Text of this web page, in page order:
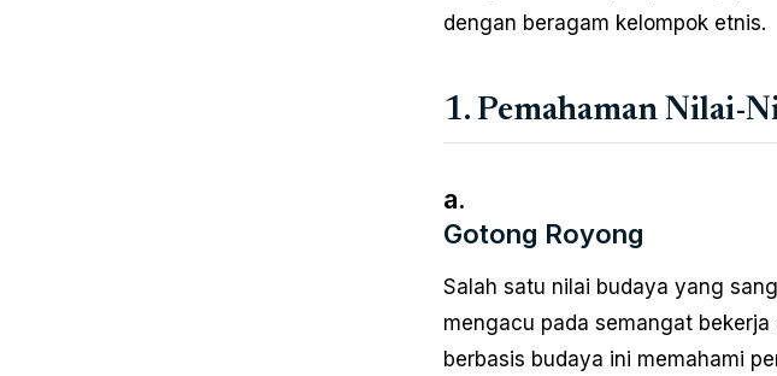
dengan beragam kelompok etnis.
1. Pemahaman Nilai-
a.
Gotong Royong
Salah satu nilai budaya yang
mengacu pada semangat
berbasis budaya ini memahami